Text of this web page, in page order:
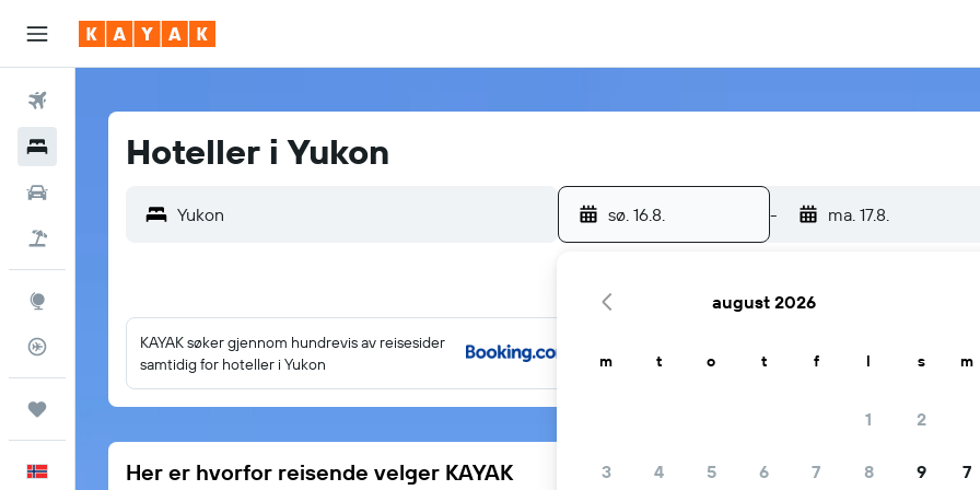
Hoteller
Reiser
Hoteller i Yukon
sø. 16.8. - ma. 17.8.
KAYAK søker gjennom hundrevis av reisesider
samtidig for hoteller i Yukon
Her er hvorfor reisende velger KAYAK
august 2026
m t o t f l s
1 2
3 4 5 6 7 8 9
m
7